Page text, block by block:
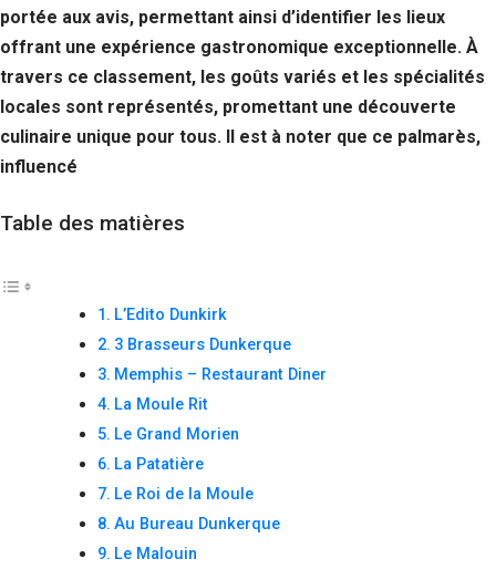
portée aux avis, permettant ainsi d’identifier les lieux
offrant une expérience gastronomique exceptionnelle. À
travers ce classement, les goûts variés et les spécialités
locales sont représentés, promettant une découverte
culinaire unique pour tous. Il est à noter que ce palmarès,
influencé
Table des matières
L’Edito Dunkirk
3 Brasseurs Dunkerque
Memphis – Restaurant Diner
La Moule Rit
Le Grand Morien
La Patatière
Le Roi de la Moule
Au Bureau Dunkerque
Le Malouin